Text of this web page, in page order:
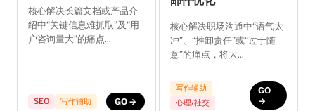
核心解决长篇文档或产品介
绍中“关键信息难抓取”及“用
户咨询量大”的痛点...
SEO 写作辅助 GO →
核心解决职场沟通中“语气太
冲”、“推卸责任”或“过于随
意”的痛点，将大...
写作辅助
心理/社交
GO
→